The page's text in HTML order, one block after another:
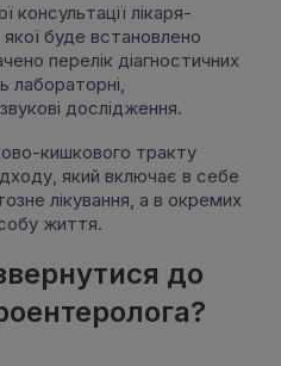
консультації лікаря-
буде встановлено
перелік діагностичних
лабораторні,
дослідження.
кишкового тракту
який включає в себе
лікування, а в окремих
життя.
до